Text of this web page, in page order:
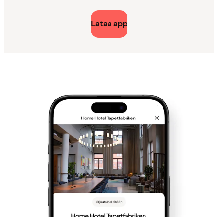
Lataa app